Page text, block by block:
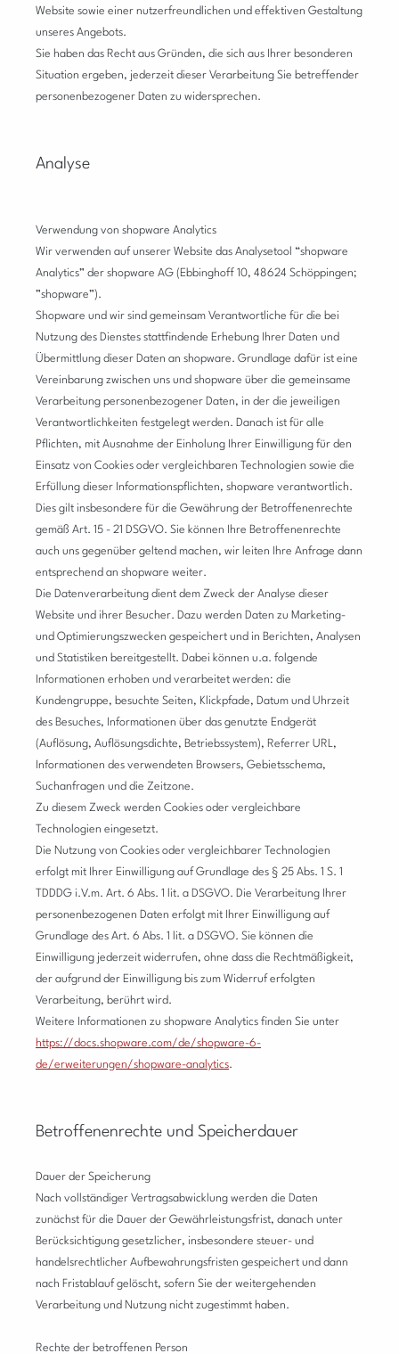
Website sowie einer nutzerfreundlichen und effektiven Gestaltung
unseres Angebots.
Sie haben das Recht aus Gründen, die sich aus Ihrer besonderen
Situation ergeben, jederzeit dieser Verarbeitung Sie betreffender
personenbezogener Daten zu widersprechen.
Analyse
Verwendung von shopware Analytics
Wir verwenden auf unserer Website das Analysetool “shopware
Analytics” der shopware AG (Ebbinghoff 10, 48624 Schöppingen;
”shopware”).
Shopware und wir sind gemeinsam Verantwortliche für die bei
Nutzung des Dienstes stattfindende Erhebung Ihrer Daten und
Übermittlung dieser Daten an shopware. Grundlage dafür ist eine
Vereinbarung zwischen uns und shopware über die gemeinsame
Verarbeitung personenbezogener Daten, in der die jeweiligen
Verantwortlichkeiten festgelegt werden. Danach ist für alle
Pflichten, mit Ausnahme der Einholung Ihrer Einwilligung für den
Einsatz von Cookies oder vergleichbaren Technologien sowie die
Erfüllung dieser Informationspflichten, shopware verantwortlich.
Dies gilt insbesondere für die Gewährung der Betroffenenrechte
gemäß Art. 15 - 21 DSGVO. Sie können Ihre Betroffenenrechte
auch uns gegenüber geltend machen, wir leiten Ihre Anfrage dann
entsprechend an shopware weiter.
Die Datenverarbeitung dient dem Zweck der Analyse dieser
Website und ihrer Besucher. Dazu werden Daten zu Marketing-
und Optimierungszwecken gespeichert und in Berichten, Analysen
und Statistiken bereitgestellt. Dabei können u.a. folgende
Informationen erhoben und verarbeitet werden: die
Kundengruppe, besuchte Seiten, Klickpfade, Datum und Uhrzeit
des Besuches, Informationen über das genutzte Endgerät
(Auflösung, Auflösungsdichte, Betriebssystem), Referrer URL,
Informationen des verwendeten Browsers, Gebietsschema,
Suchanfragen und die Zeitzone.
Zu diesem Zweck werden Cookies oder vergleichbare
Technologien eingesetzt.
Die Nutzung von Cookies oder vergleichbarer Technologien
erfolgt mit Ihrer Einwilligung auf Grundlage des § 25 Abs. 1 S. 1
TDDDG i.V.m. Art. 6 Abs. 1 lit. a DSGVO. Die Verarbeitung Ihrer
personenbezogenen Daten erfolgt mit Ihrer Einwilligung auf
Grundlage des Art. 6 Abs. 1 lit. a DSGVO. Sie können die
Einwilligung jederzeit widerrufen, ohne dass die Rechtmäßigkeit,
der aufgrund der Einwilligung bis zum Widerruf erfolgten
Verarbeitung, berührt wird.
Weitere Informationen zu shopware Analytics finden Sie unter
https://docs.shopware.com/de/shopware-6-
de/erweiterungen/shopware-analytics.
Betroffenenrechte und Speicherdauer
Dauer der Speicherung
Nach vollständiger Vertragsabwicklung werden die Daten
zunächst für die Dauer der Gewährleistungsfrist, danach unter
Berücksichtigung gesetzlicher, insbesondere steuer- und
handelsrechtlicher Aufbewahrungsfristen gespeichert und dann
nach Fristablauf gelöscht, sofern Sie der weitergehenden
Verarbeitung und Nutzung nicht zugestimmt haben.
Rechte der betroffenen Person